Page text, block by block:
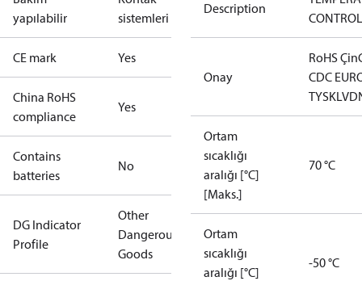
yapılabilir
sistemleri
CE mark Yes
China RoHS
compliance
Yes
Contains
batteries
No
DG Indicator
Profile
Other
Dangerous
Goods
Description
CONTROL
Onay
RoHS Çin
CDC
TYSKLVD
Ortam
sıcaklığı
aralığı [°C]
[Maks.]
70 °C
Ortam
sıcaklığı
aralığı [°C]
-50 °C